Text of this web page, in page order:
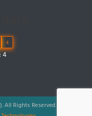
4
4
All Rights Reserved.